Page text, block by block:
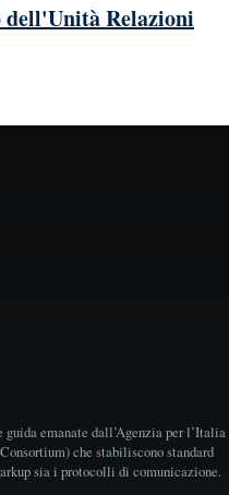
dell'Unità Relazioni
emanate dall’Agenzia per l’Italia
che stabiliscono standard
sia i protocolli di comunicazione.